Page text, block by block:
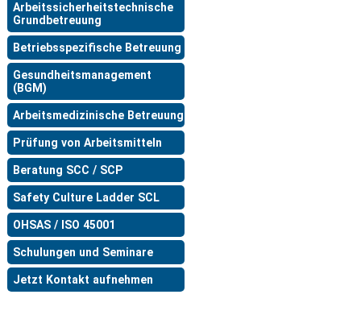
Arbeitssicherheitstechnische
Grundbetreuung
Betriebsspezifische Betreuung
Gesundheitsmanagement
(BGM)
Arbeitsmedizinische Betreuung
Prüfung von Arbeitsmitteln
Beratung SCC / SCP
Safety Culture Ladder SCL
OHSAS / ISO 45001
Schulungen und Seminare
Jetzt Kontakt aufnehmen